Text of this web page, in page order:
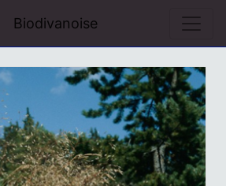
Biodivanoise